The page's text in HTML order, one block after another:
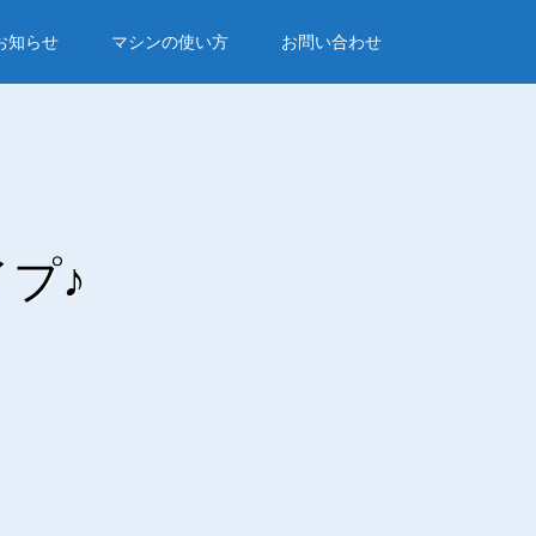
知らせ マシンの使い方 お問い合わせ
♪